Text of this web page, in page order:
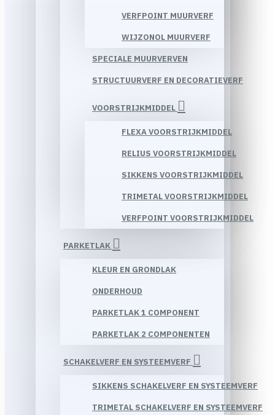
VERFPOINT MUURVERF
WIJZONOL MUURVERF
SPECIALE MUURVERVEN
STRUCTUURVERF EN DECORATIEVERF
VOORSTRIJKMIDDEL
FLEXA VOORSTRIJKMIDDEL
RELIUS VOORSTRIJKMIDDEL
SIKKENS VOORSTRIJKMIDDEL
TRIMETAL VOORSTRIJKMIDDEL
VERFPOINT VOORSTRIJKMIDDEL
PARKETLAK
KLEUR EN GRONDLAK
ONDERHOUD
PARKETLAK 1 COMPONENT
PARKETLAK 2 COMPONENTEN
SCHAKELVERF EN SYSTEEMVERF
SIKKENS SCHAKELVERF EN SYSTEEMVERF
TRIMETAL SCHAKELVERF EN SYSTEEMVERF